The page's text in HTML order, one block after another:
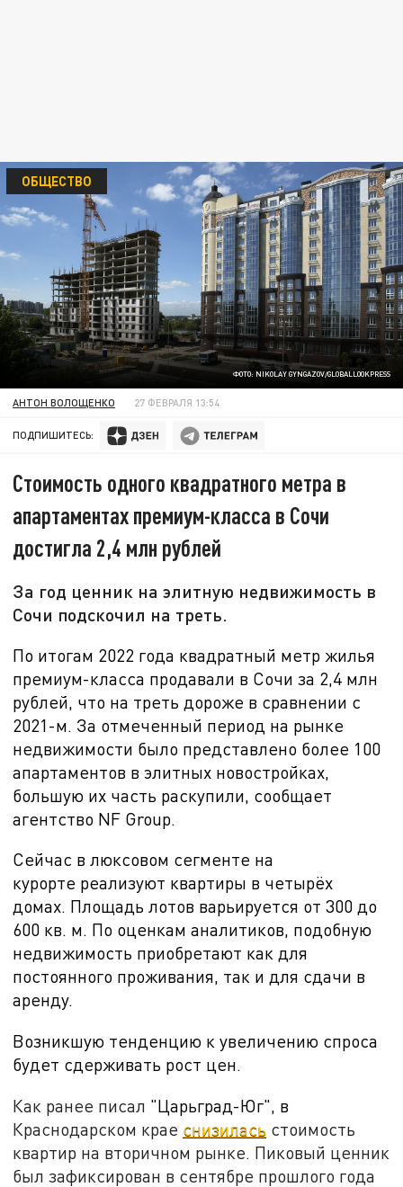
ФОТО: NIKOLAY GYNGAZOV/GLOBALLOOKPRESS
ОБЩЕСТВО
АНТОН ВОЛОЩЕНКО 27 ФЕВРАЛЯ 13:54
ПОДПИШИТЕСЬ:
Стоимость одного квадратного метра в
апартаментах премиум-класса в Сочи
достигла 2,4 млн рублей
За год ценник на элитную недвижимость в
Сочи подскочил на треть.
По итогам 2022 года квадратный метр жилья
премиум-класса продавали в Сочи за 2,4 млн
рублей, что на треть дороже в сравнении с
2021-м. За отмеченный период на рынке
недвижимости было представлено более 100
апартаментов в элитных новостройках,
большую их часть раскупили, сообщает
агентство NF Group.
Сейчас в люксовом сегменте на
курорте реализуют квартиры в четырёх
домах. Площадь лотов варьируется от 300 до
600 кв. м. По оценкам аналитиков, подобную
недвижимость приобретают как для
постоянного проживания, так и для сдачи в
аренду.
Возникшую тенденцию к увеличению спроса
будет сдерживать рост цен.
Как ранее писал "Царьград-Юг", в
Краснодарском крае снизилась стоимость
квартир на вторичном рынке. Пиковый ценник
был зафиксирован в сентябре прошлого года